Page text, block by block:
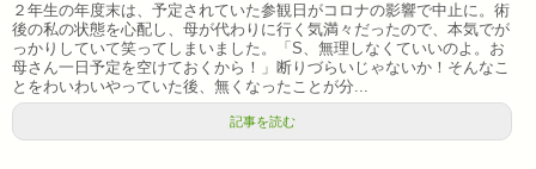
２年生の年度末は、予定されていた参観日がコロナの影響で中止に。術
後の私の状態を心配し、母が代わりに行く気満々だったので、本気でが
っかりしていて笑ってしまいました。「S、無理しなくていいのよ。お
母さん一日予定を空けておくから！」断りづらいじゃないか！そんなこ
とをわいわいやっていた後、無くなったことが分...
記事を読む